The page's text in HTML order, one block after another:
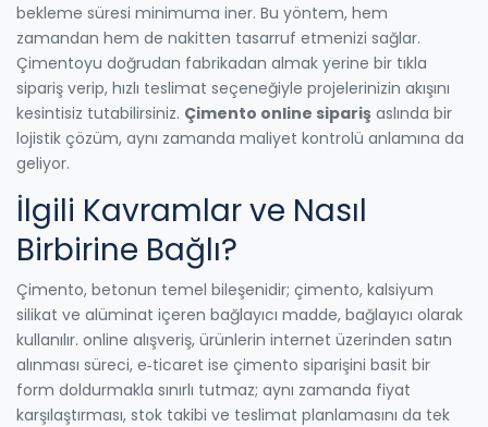
bekleme süresi minimuma iner. Bu yöntem, hem
zamandan hem de nakitten tasarruf etmenizi sağlar.
Çimentoyu doğrudan fabrikadan almak yerine bir tıkla
sipariş verip, hızlı teslimat seçeneğiyle projelerinizin akışını
kesintisiz tutabilirsiniz. Çimento online sipariş aslında bir
lojistik çözüm, aynı zamanda maliyet kontrolü anlamına da
geliyor.
İlgili Kavramlar ve Nasıl
Birbirine Bağlı?
Çimento, betonun temel bileşenidir; çimento, kalsiyum
silikat ve alüminat içeren bağlayıcı madde, bağlayıcı olarak
kullanılır. online alışveriş, ürünlerin internet üzerinden satın
alınması süreci, e‑ticaret ise çimento siparişini basit bir
form doldurmakla sınırlı tutmaz; aynı zamanda fiyat
karşılaştırması, stok takibi ve teslimat planlamasını da tek